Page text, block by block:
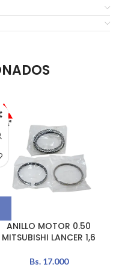
ANILLO MOTOR 0.50
MITSUBISHI LANCER 1,6
Bs.17.000